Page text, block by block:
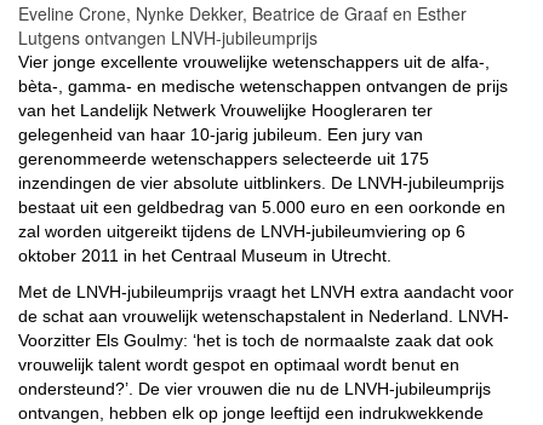
Eveline Crone, Nynke Dekker, Beatrice de Graaf en Esther
Lutgens ontvangen LNVH-jubileumprijs
Vier jonge excellente vrouwelijke wetenschappers uit de alfa-,
bèta-, gamma- en medische wetenschappen ontvangen de prijs
van het Landelijk Netwerk Vrouwelijke Hoogleraren ter
gelegenheid van haar 10-jarig jubileum. Een jury van
gerenommeerde wetenschappers selecteerde uit 175
inzendingen de vier absolute uitblinkers. De LNVH-jubileumprijs
bestaat uit een geldbedrag van 5.000 euro en een oorkonde en
zal worden uitgereikt tijdens de LNVH-jubileumviering op 6
oktober 2011 in het Centraal Museum in Utrecht.
Met de LNVH-jubileumprijs vraagt het LNVH extra aandacht voor
de schat aan vrouwelijk wetenschapstalent in Nederland. LNVH-
Voorzitter Els Goulmy: ‘het is toch de normaalste zaak dat ook
vrouwelijk talent wordt gespot en optimaal wordt benut en
ondersteund?’. De vier vrouwen die nu de LNVH-jubileumprijs
ontvangen, hebben elk op jonge leeftijd een indrukwekkende